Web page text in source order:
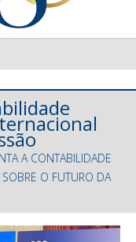
A CONTABILIDADE
SOBRE O FUTURO DA